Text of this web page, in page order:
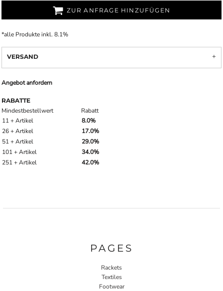
ZUR ANFRAGE HINZUFÜGEN
*alle Produkte inkl. 8.1%
VERSAND
Angebot anfordern
RABATTE
Mindestbestellwert
Rabatt
11 + Artikel
8.0%
26 + Artikel
17.0%
51 + Artikel
29.0%
101 + Artikel
34.0%
251 + Artikel
42.0%
PAGES
Rackets
Textiles
Footwear